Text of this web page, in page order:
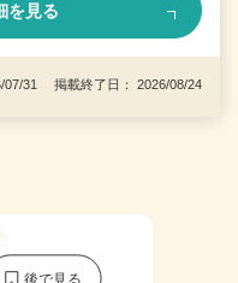
を見る
07/31 掲載終了日： 2026/08/24